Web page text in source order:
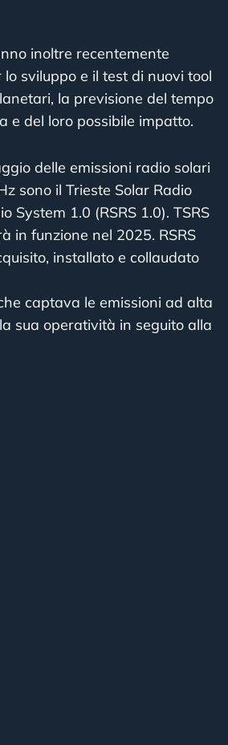
inoltre recentemente
sviluppo e il test di nuovi tool
la previsione del tempo
e del loro possibile impatto.
delle emissioni radio solari
sono il Trieste Solar Radio
System 1.0 (RSRS 1.0). TSRS
in funzione nel 2025. RSRS
installato e collaudato
captava le emissioni ad alta
sua operatività in seguito alla